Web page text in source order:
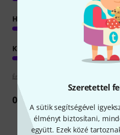
Szeretettel
A sütik segítségével
élményt biztosítani,
együtt. Ezek közé
HANGZÁS
KIVITELEZÉS
Értékelési irányelvek
0Vélemény